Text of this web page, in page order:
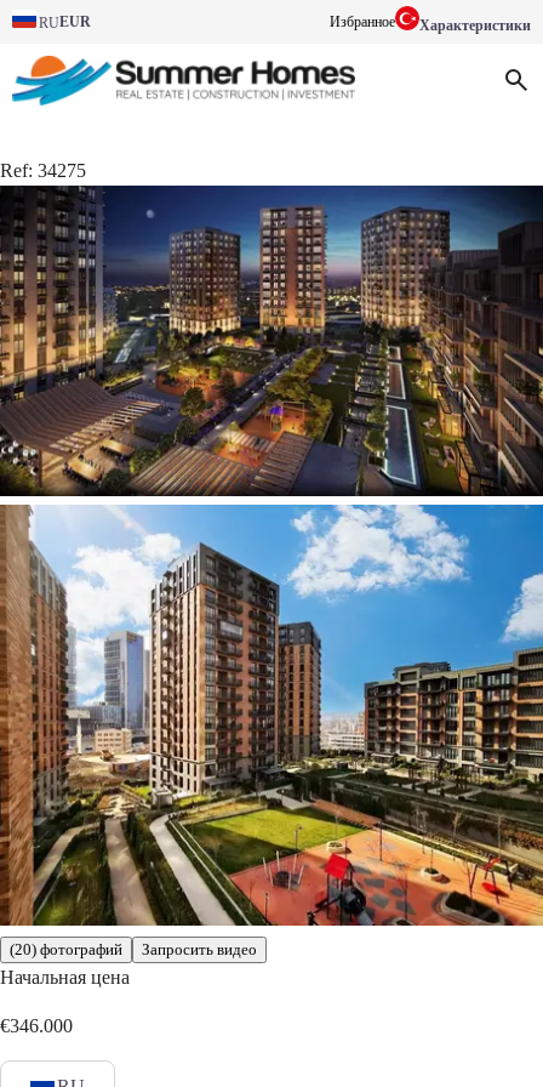
RUEUR Избранное Характеристики
Ref: 34275
(20) фотографий Запросить видео
Начальная цена
€346.000